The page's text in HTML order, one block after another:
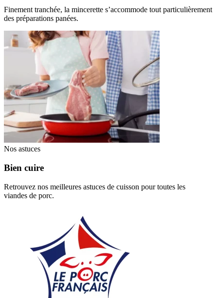
Finement tranchée, la mincerette s’accommode tout particulièrement
des préparations panées.
Nos astuces
Bien cuire
Retrouvez nos meilleures astuces de cuisson pour toutes les
viandes de porc.